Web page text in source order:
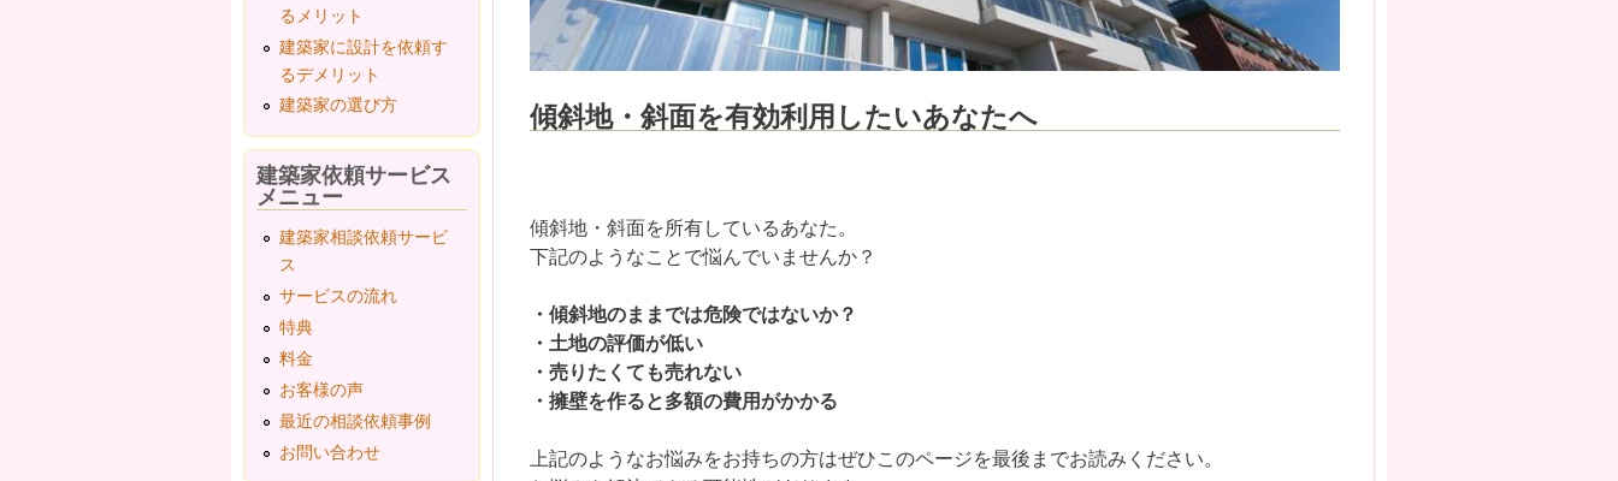
傾斜地・斜面を有効利用したいあなたへ
傾斜地・斜面を所有しているあなた。
下記のようなことで悩んでいませんか？
・傾斜地のままでは危険ではないか？
・土地の評価が低い
・売りたくても売れない
・擁壁を作ると多額の費用がかかる
上記のようなお悩みをお持ちの方はぜひこのページを最後までお読みください。
るメリット
建築家に設計を依頼す
るデメリット
建築家の選び方
建築家依頼サービス
メニュー
建築家相談依頼サービ
ス
サービスの流れ
特典
料金
お客様の声
最近の相談依頼事例
お問い合わせ